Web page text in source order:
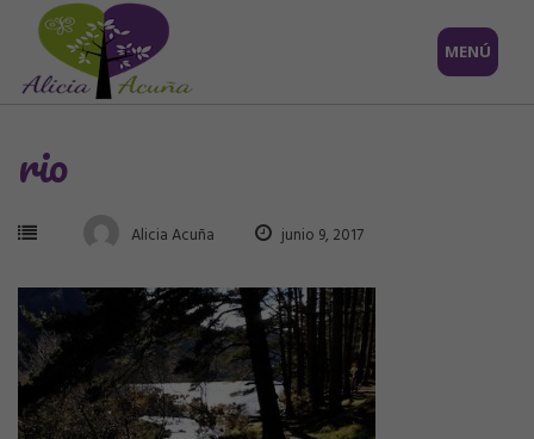
Saltar
contenido
MENÚ
rio
Alicia Acuña junio 9, 2017